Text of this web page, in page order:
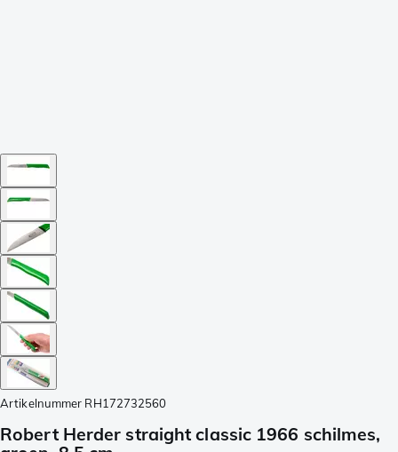
Artikelnummer RH172732560
Robert Herder straight classic 1966 schilmes,